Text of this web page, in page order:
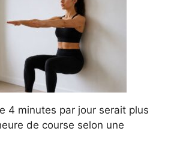
4 minutes par jour serait plus
de course selon une